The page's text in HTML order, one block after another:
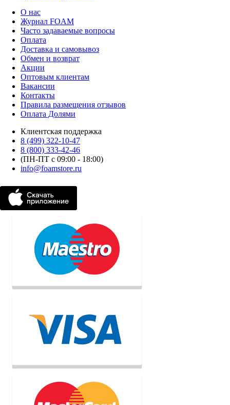
О нас
Журнал FOAM
Часто задаваемые вопросы
Оплата
Доставка и самовывоз
Обмен и возврат
Акции
Оптовым клиентам
Вакансии
Контакты
Правила размещения отзывов
Оплата Долями
Клиентская поддержка
8 (499) 322-10-47
8 (800) 333-42-46
(ПН-ПТ с 09:00 - 18:00)
info@foamstore.ru